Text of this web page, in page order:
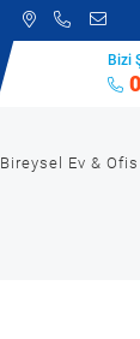
Bizi
Bireysel Ev &